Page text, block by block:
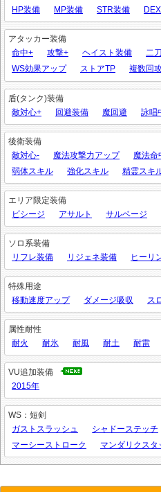
HP装備
MP装備 STR装備
アタッカー装備
命中+
攻撃+ ヘイスト装備 二
WS効果アップ
ストアTP 複数回
盾(タンク)装備
敵対心+
回避装備 魔回避 詠唱
後衛装備
敵対心-
魔法攻撃力アップ 魔法命
弱体スキル
強化スキル 精霊スキ
エリア限定装備
ビシージ
アサルト サルベージ
ソロ系装備
リフレ装備
リジェネ装備 ヒーリ
特殊用途
移動速度アップ
ダメージ吸収 ス
属性耐性
耐火
耐氷 耐風 耐土 耐雷
VU追加装備
2015年
WS：短剣
ガストスラッシュ
シャドーステッチ
マーシーストローク
マンダリクスタ